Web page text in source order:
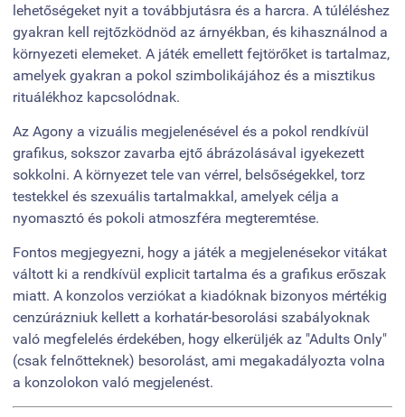
lehetőségeket nyit a továbbjutásra és a harcra. A túléléshez
gyakran kell rejtőzködnöd az árnyékban, és kihasználnod a
környezeti elemeket. A játék emellett fejtörőket is tartalmaz,
amelyek gyakran a pokol szimbolikájához és a misztikus
rituálékhoz kapcsolódnak.
Az Agony a vizuális megjelenésével és a pokol rendkívül
grafikus, sokszor zavarba ejtő ábrázolásával igyekezett
sokkolni. A környezet tele van vérrel, belsőségekkel, torz
testekkel és szexuális tartalmakkal, amelyek célja a
nyomasztó és pokoli atmoszféra megteremtése.
Fontos megjegyezni, hogy a játék a megjelenésekor vitákat
váltott ki a rendkívül explicit tartalma és a grafikus erőszak
miatt. A konzolos verziókat a kiadóknak bizonyos mértékig
cenzúrázniuk kellett a korhatár-besorolási szabályoknak
való megfelelés érdekében, hogy elkerüljék az "Adults Only"
(csak felnőtteknek) besorolást, ami megakadályozta volna
a konzolokon való megjelenést.